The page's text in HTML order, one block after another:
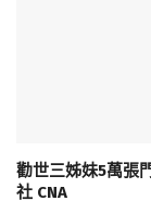
勸世三姊妹5萬張
社 CNA